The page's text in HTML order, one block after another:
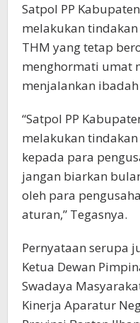
Satpol PP
melakukan
THM yang tetap
menghormati umat
menjalankan
“Satpol PP
melakukan
kepada para
jangan biarkan
oleh para
aturan,” Tegasnya.
Pernyataan serupa
Ketua Dewan
Swadaya
Kinerja Aparatur